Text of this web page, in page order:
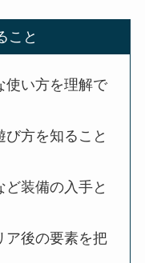
こと
使い方を理解で
び方を知ること
ど装備の入手と
ア後の要素を把